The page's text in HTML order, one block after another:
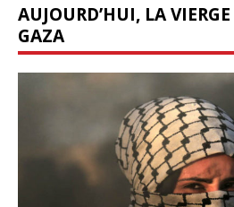
AUJOURD’HUI, LA
GAZA